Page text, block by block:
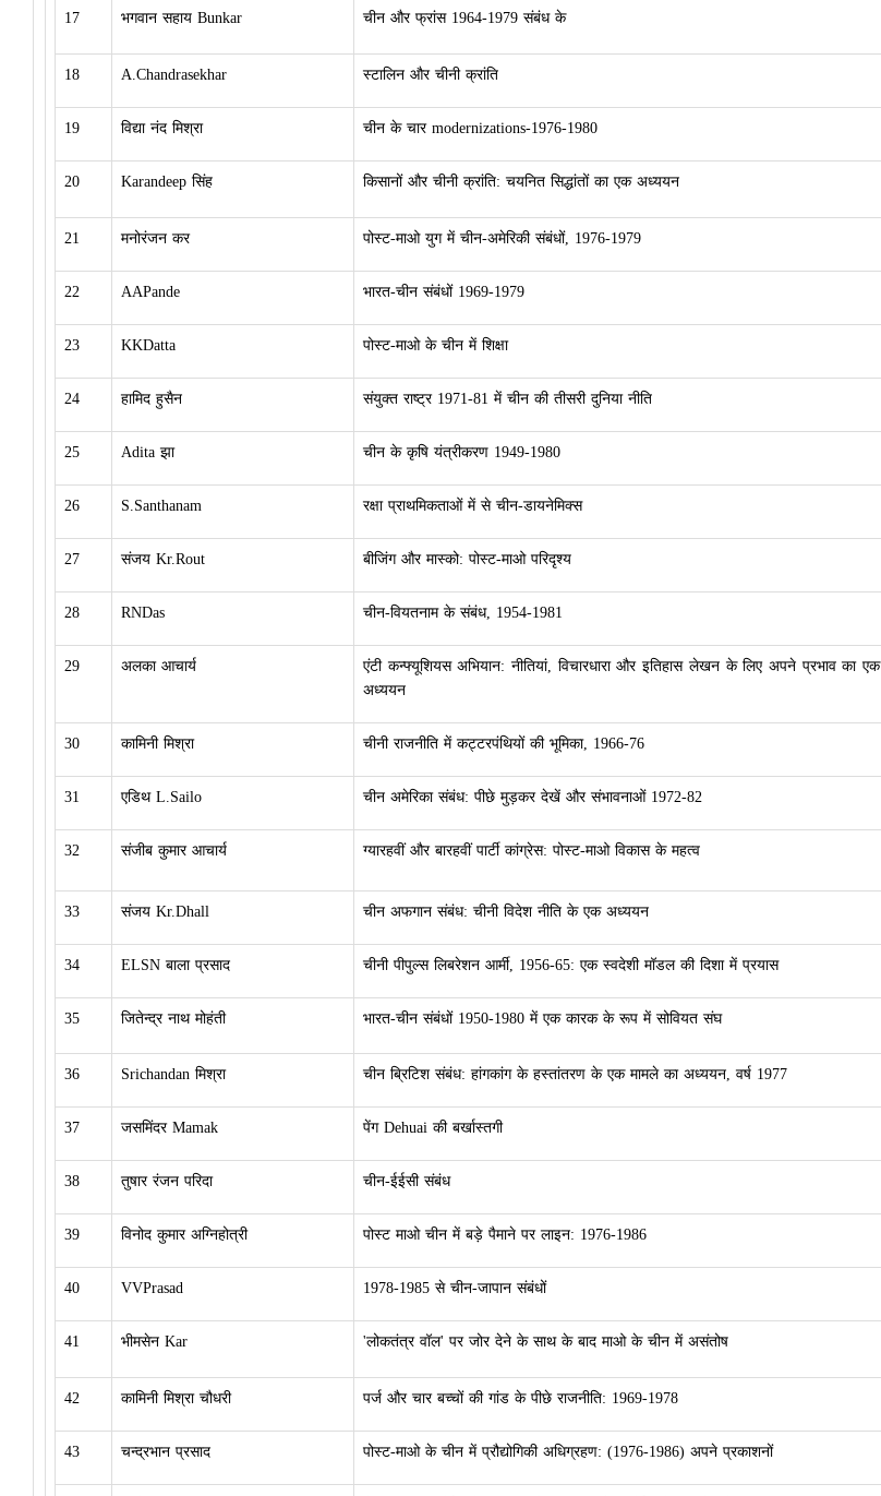
17 भगवान सहाय Bunkar चीन और फ्रांस 1964-1979 संबंध के
18 A.Chandrasekhar स्टालिन और चीनी क्रांति
19 विद्या नंद मिश्रा चीन के चार modernizations-1976-1980
20 Karandeep सिंह किसानों और चीनी क्रांति: चयनित सिद्धांतों का एक अध्ययन
21 मनोरंजन कर पोस्ट-माओ युग में चीन-अमेरिकी संबंधों, 1976-1979
22 AAPande भारत-चीन संबंधों 1969-1979
23 KKDatta पोस्ट-माओ के चीन में शिक्षा
24 हामिद हुसैन संयुक्त राष्ट्र 1971-81 में चीन की तीसरी दुनिया नीति
25 Adita झा चीन के कृषि यंत्रीकरण 1949-1980
26 S.Santhanam रक्षा प्राथमिकताओं में से चीन-डायनेमिक्स
27 संजय Kr.Rout बीजिंग और मास्को: पोस्ट-माओ परिदृश्य
28 RNDas चीन-वियतनाम के संबंध, 1954-1981
29 अलका आचार्य
एंटी कन्फ्यूशियस अभियान: नीतियां, विचारधारा और इतिहास लेखन के लिए अपने प्रभाव का एक
अध्ययन
30 कामिनी मिश्रा चीनी राजनीति में कट्टरपंथियों की भूमिका, 1966-76
31 एडिथ L.Sailo चीन अमेरिका संबंध: पीछे मुड़कर देखें और संभावनाओं 1972-82
32 संजीब कुमार आचार्य ग्यारहवीं और बारहवीं पार्टी कांग्रेस: ​​पोस्ट-माओ विकास के महत्व
33 संजय Kr.Dhall चीन अफगान संबंध: चीनी विदेश नीति के एक अध्ययन
34 ELSN बाला प्रसाद चीनी पीपुल्स लिबरेशन आर्मी, 1956-65: एक स्वदेशी मॉडल की दिशा में प्रयास
35 जितेन्द्र नाथ मोहंती भारत-चीन संबंधों 1950-1980 में एक कारक के रूप में सोवियत संघ
36 Srichandan मिश्रा चीन ब्रिटिश संबंध: हांगकांग के हस्तांतरण के एक मामले का अध्ययन, वर्ष 1977
37 जसमिंदर Mamak पेंग Dehuai की बर्खास्तगी
38 तुषार रंजन परिदा चीन-ईईसी संबंध
39 विनोद कुमार अग्निहोत्री पोस्ट माओ चीन में बड़े पैमाने पर लाइन: 1976-1986
40 VVPrasad 1978-1985 से चीन-जापान संबंधों
41 भीमसेन Kar 'लोकतंत्र वॉल' पर जोर देने के साथ के बाद माओ के चीन में असंतोष
42 कामिनी मिश्रा चौधरी पर्ज और चार बच्चों की गांड के पीछे राजनीति: 1969-1978
43 चन्द्रभान प्रसाद पोस्ट-माओ के चीन में प्रौद्योगिकी अधिग्रहण: (1976-1986) अपने प्रकाशनों